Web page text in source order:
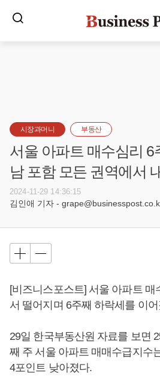
시장과머니 부동산
서울 아파트 매수심리 6
남 포함 모든 권역에서
2024-11-29 14:36:15
김인애 기자 -
[비즈니스포스트] 서울 아파트 매
서 떨어지며 6주째 하락세를 이
29일 한국부동산원 자료를 보면
째 주 서울 아파트 매매수급지수
4포인트 낮아졌다.